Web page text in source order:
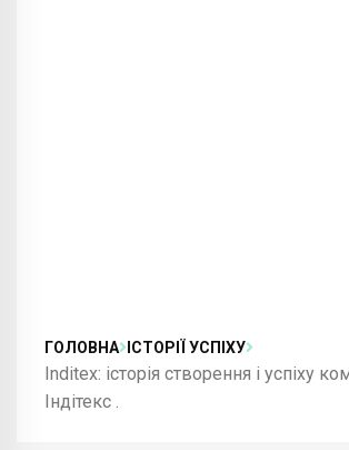
ГОЛОВНА ІСТОРІЇ УСПІХУ
Inditex: історія створення і успіху
Індітекс .